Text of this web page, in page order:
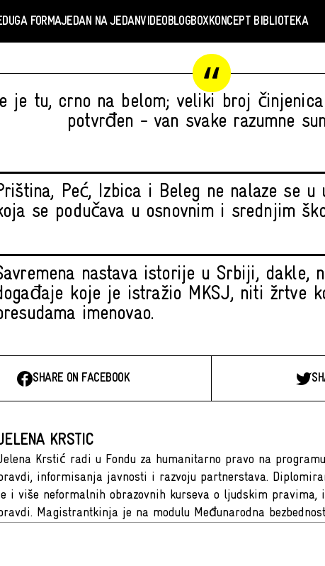
DUGA FORMAJEDAN NA JEDANVIDEOBLOGBOXKONCEPT BIBLIOTEKA
je tu, crno na belom; veliki broj
potvrđen - van svake razumne
Peć, Izbica i Beleg ne nalaze se u
se podučava u osnovnim i srednjim
nastava istorije u Srbiji, dakle,
koje je istražio MKSJ, niti žrtve
imenovao.
SHARE ON FACEBOOK
KRSTIC
Krstić radi u Fondu za humanitarno pravo na
informisanja javnosti i razvoju partnerstava.
i više neformalnih obrazovnih kurseva o ljudskim
Magistrantkinja je na modulu Međunarodna